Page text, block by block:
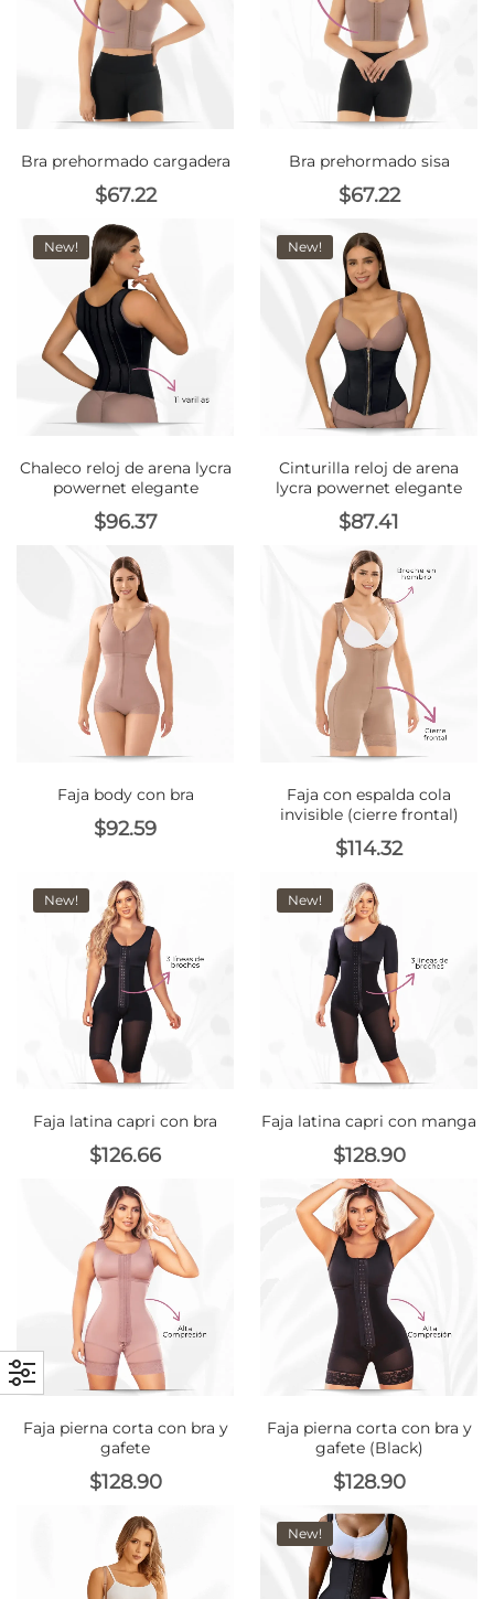
Community
Forums
Bra prehormado cargadera
$67.22
Bra prehormado sisa
$67.22
New!
Chaleco reloj de arena lycra
powernet elegante
$96.37
New!
Cinturilla reloj de arena
lycra powernet elegante
$87.41
Faja body con bra
$92.59
Faja con espalda cola
invisible (cierre frontal)
$114.32
New!
Faja latina capri con bra
$126.66
New!
Faja latina capri con manga
$128.90
Faja pierna corta con bra y
gafete
$128.90
Faja pierna corta con bra y
gafete (Black)
$128.90
New!